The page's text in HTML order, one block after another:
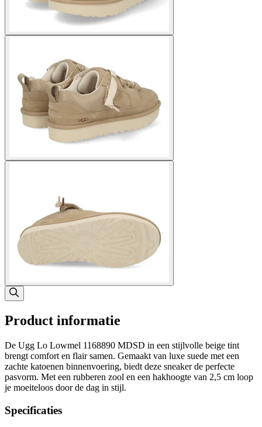
Product informatie
De Ugg Lo Lowmel 1168890 MDSD in een stijlvolle beige tint
brengt comfort en flair samen. Gemaakt van luxe suede met een
zachte katoenen binnenvoering, biedt deze sneaker de perfecte
pasvorm. Met een rubberen zool en een hakhoogte van 2,5 cm loop
je moeiteloos door de dag in stijl.
Specificaties